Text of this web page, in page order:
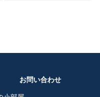
お問い合わせ